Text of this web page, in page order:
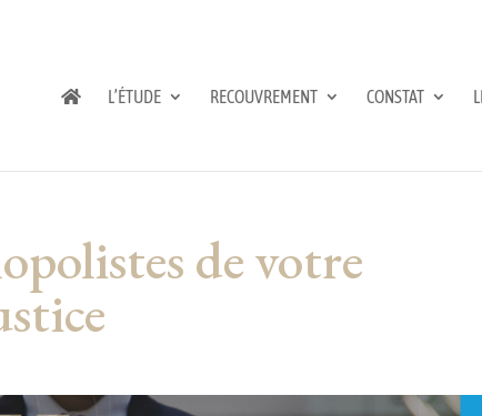
L’ÉTUDE RECOUVREMENT CONSTAT
de votre